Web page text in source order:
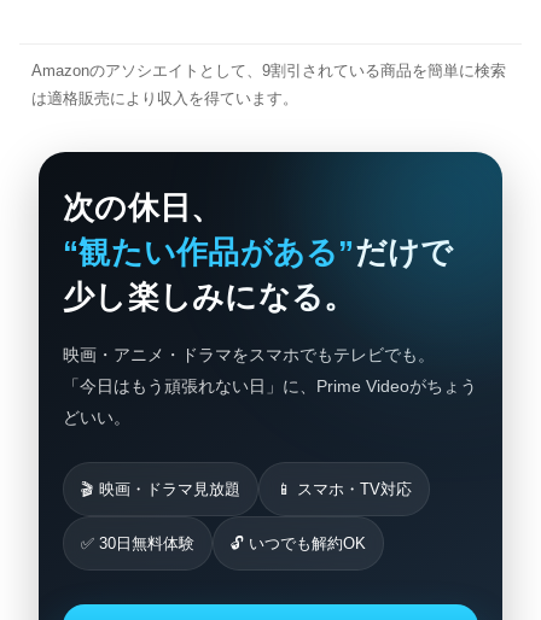
Amazonのアソシエイトとして、9割引されている商品を簡単に検索
は適格販売により収入を得ています。
次の休日、
“観たい作品がある”だけで
少し楽しみになる。
映画・アニメ・ドラマをスマホでもテレビでも。
「今日はもう頑張れない日」に、Prime Videoがちょう
どいい。
🎬 映画・ドラマ見放題 📱 スマホ・TV対応
✅ 30日無料体験 🔓 いつでも解約OK